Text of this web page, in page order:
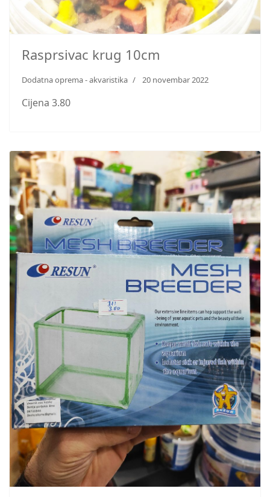
Rasprsivac krug 10cm
Dodatna oprema - akvaristika 20 novembar 2022
Cijena 3.80